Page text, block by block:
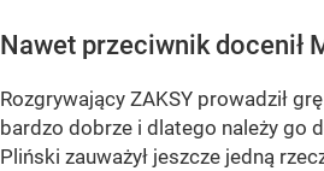
Nawet przeciwnik docenił
Rozgrywający ZAKSY prowadził
bardzo dobrze i dlatego należy go
Pliński zauważył jeszcze jedną